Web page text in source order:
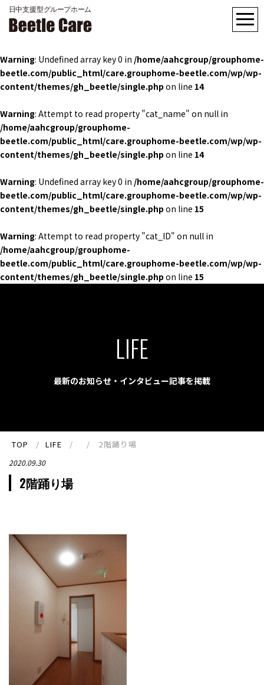
Warning: Undefined array key 0 in /home/aahcgroup/grouphome-
beetle.com/public_html/care.grouphome-beetle.com/wp/wp-
content/themes/gh_beetle/single.php on line 14
Warning: Attempt to read property "cat_name" on null in
/home/aahcgroup/grouphome-
beetle.com/public_html/care.grouphome-beetle.com/wp/wp-
content/themes/gh_beetle/single.php on line 14
Warning: Undefined array key 0 in /home/aahcgroup/grouphome-
beetle.com/public_html/care.grouphome-beetle.com/wp/wp-
content/themes/gh_beetle/single.php on line 15
Warning: Attempt to read property "cat_ID" on null in
/home/aahcgroup/grouphome-
beetle.com/public_html/care.grouphome-beetle.com/wp/wp-
content/themes/gh_beetle/single.php on line 15
LIFE
最新のお知らせ・インタビュー記事を掲載
TOP LIFE 2階踊り場
2020.09.30
2階踊り場